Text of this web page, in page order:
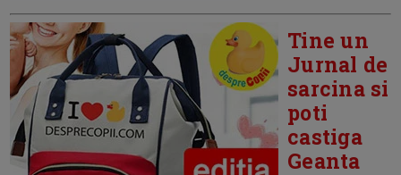
Tine un
Jurnal de
sarcina si
poti
castiga
Geanta